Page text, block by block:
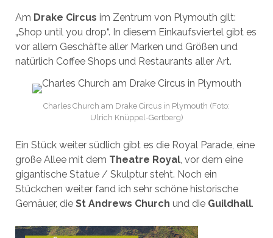
Am Drake Circus im Zentrum von Plymouth gilt:
„Shop until you drop“. In diesem Einkaufsviertel gibt es
vor allem Geschäfte aller Marken und Größen und
natürlich Coffee Shops und Restaurants aller Art.
Charles Church am Drake Circus in Plymouth (Foto:
Ulrich Knüppel-Gertberg)
Ein Stück weiter südlich gibt es die Royal Parade, eine
große Allee mit dem Theatre Royal, vor dem eine
gigantische Statue / Skulptur steht. Noch ein
Stückchen weiter fand ich sehr schöne historische
Gemäuer, die St Andrews Church und die Guildhall.